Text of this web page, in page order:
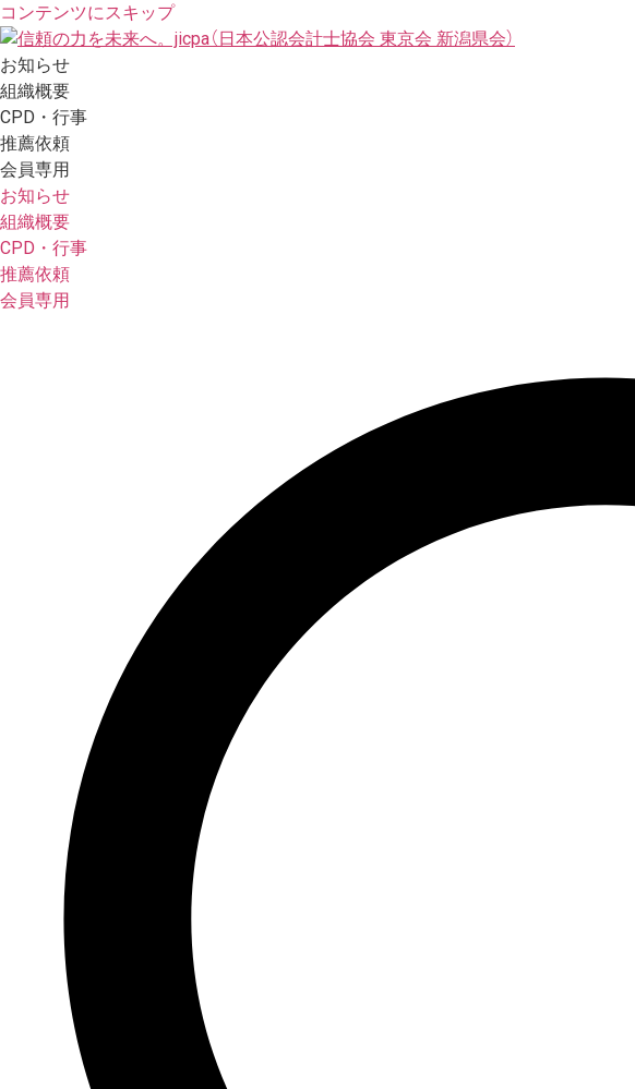
コンテンツにスキップ
お知らせ
組織概要
CPD・行事
推薦依頼
会員専用
お知らせ
組織概要
CPD・行事
推薦依頼
会員専用